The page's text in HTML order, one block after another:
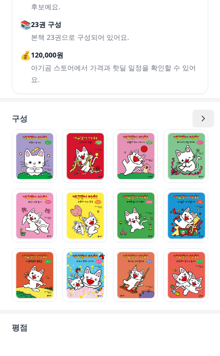
후보예요.
📚23권 구성
본책 23권으로 구성되어 있어요.
💰120,000원
아기곰 스토어에서 가격과 핫딜 일정을 확인할 수 있어
요.
구성
평점